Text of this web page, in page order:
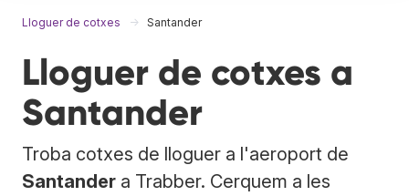
Lloguer de cotxes Santander
Lloguer de cotxes a
Santander
Troba cotxes de lloguer a l'aeroport de
Santander a Trabber. Cerquem a les